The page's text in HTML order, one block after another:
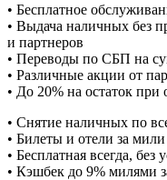
• Бесплатное
• Выдача наличных без
и партнеров
• Переводы по СБП на
• Различные акции от
• До 20% на остаток
• Снятие наличных по
• Билеты и отели за мили
• Бесплатная всегда, без
• Кэшбек до 9% милями